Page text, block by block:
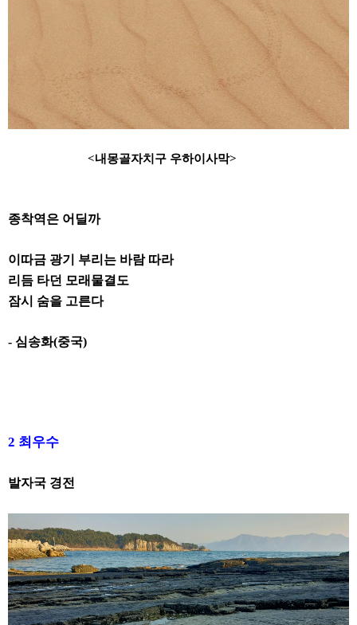
<내몽골자치구 우하이사막>
종착역은 어딜까
이따금 광기 부리는 바람 따라
리듬 타던 모래물결도
잠시 숨을 고른다
- 심송화(중국)
2 최우수
발자국 경전